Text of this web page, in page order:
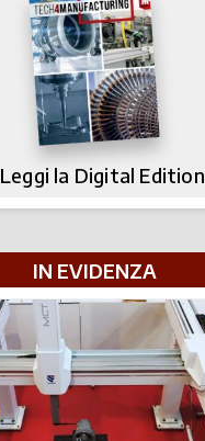
Leggi la Digital Edition
IN EVIDENZA